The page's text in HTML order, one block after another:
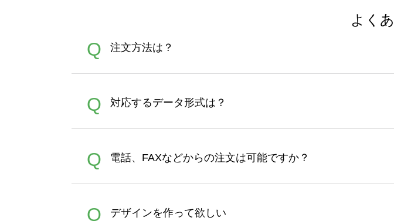
よく
Q 注文方法は？
A
す。 30枚以上やシルク印刷など、大口注文の場合は、サポー
さい。製作する数量が多ければ多いほど、オンデマンドサー
Q 対応するデータ形式は？
A
ズは、20MBです。デジカメやスマホで撮影した写真なども
Illustratorからの直接入稿には対応していません。AIで保存し
Q 電話、FAXなどからの注文は可能ですか？
A
バッグコンシェルやタンブラーコンシェル
Q デザインを作って欲しい